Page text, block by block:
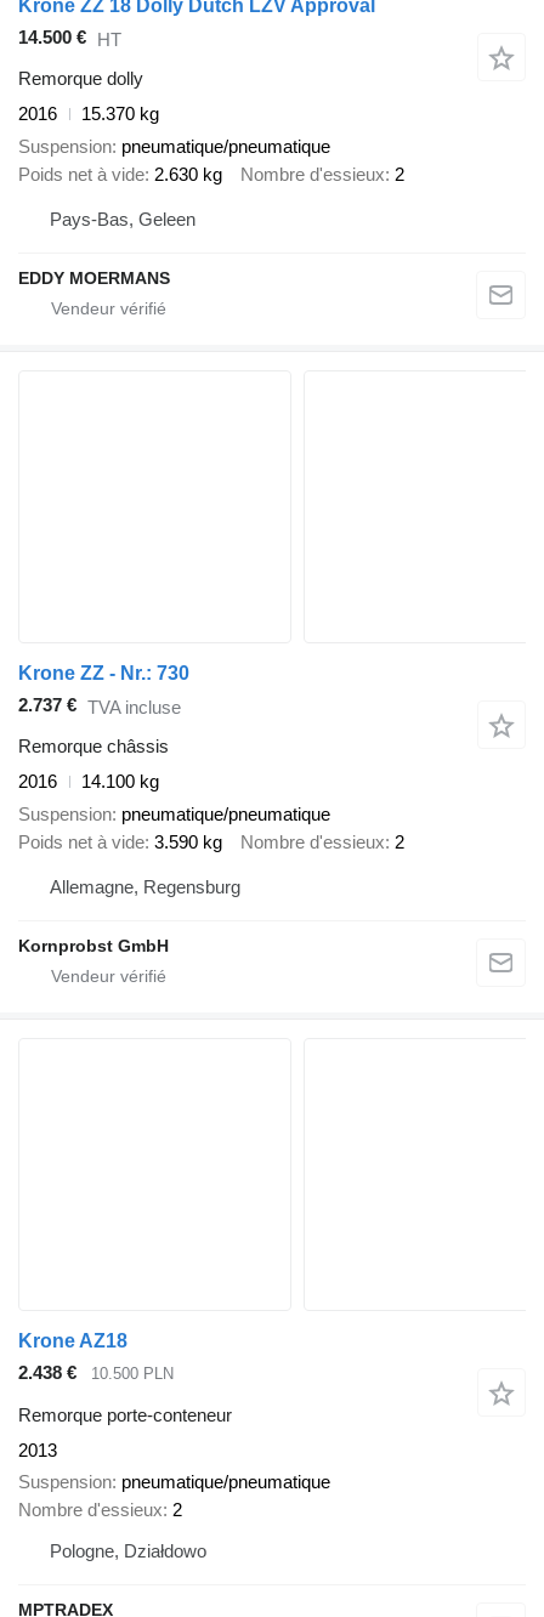
Krone ZZ 18 Dolly Dutch LZV Approval
14.500 € HT
Remorque dolly
2016
15.370 kg
Suspension pneumatique/pneumatique
Poids net à vide 2.630 kg Nombre d'essieux 2
Pays-Bas, Geleen
EDDY MOERMANS
Krone ZZ - Nr.: 730
2.737 € TVA incluse
Remorque châssis
2016
14.100 kg
Suspension pneumatique/pneumatique
Poids net à vide 3.590 kg Nombre d'essieux 2
Allemagne, Regensburg
Kornprobst GmbH
Krone AZ18
2.438 €
10.500 PLN
Remorque porte-conteneur
2013
Suspension pneumatique/pneumatique
Nombre d'essieux 2
Pologne, Działdowo
MPTRADEX